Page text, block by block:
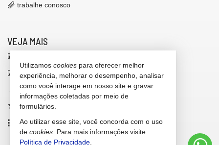
trabalhe conosco
VEJA MAIS
indicadores financeiros
cadastre seu imóvel
imóveis favoritos
mapa de imóveis
Utilizamos cookies para oferecer melhor
experiência, melhorar o desempenho, analisar
como você interage em nosso site e gravar
informações coletadas por meio de
formulários.
Ao utilizar esse site, você concorda com o uso
de cookies . Para mais informações visite
Política de Privacidade